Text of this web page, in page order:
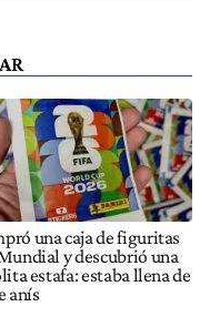
una caja de figuritas
y descubrió una
estafa: estaba llena de
anís